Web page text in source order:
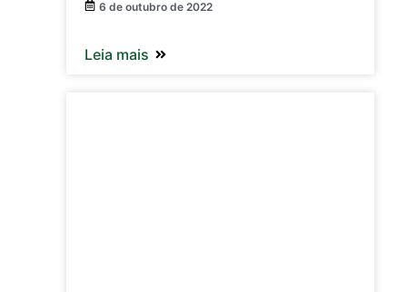
6 de outubro de 2022
Leia mais